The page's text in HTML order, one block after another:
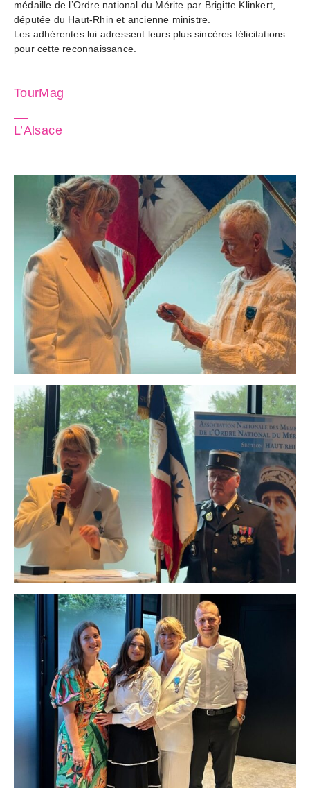
médaille de l’Ordre national du Mérite par Brigitte Klinkert,
députée du Haut-Rhin et ancienne ministre.
Les adhérentes lui adressent leurs plus sincères félicitations
pour cette reconnaissance.
TourMag
L’Alsace